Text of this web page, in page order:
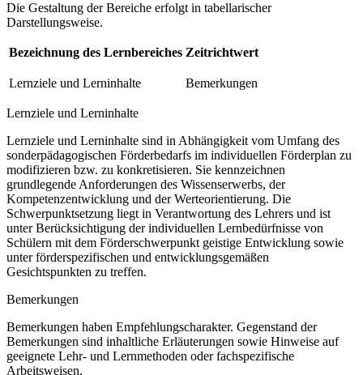
Die Gestaltung der Bereiche erfolgt in tabellarischer
Darstellungsweise.
Bezeichnung des Lernbereiches Zeitrichtwert
Lernziele und Lerninhalte Bemerkungen
Lernziele und Lerninhalte
Lernziele und Lerninhalte sind in Abhängigkeit vom Umfang des
sonderpädagogischen Förderbedarfs im individuellen Förderplan zu
modifizieren bzw. zu konkretisieren. Sie kennzeichnen
grundlegende Anforderungen des Wissenserwerbs, der
Kompetenzentwicklung und der Werteorientierung. Die
Schwerpunktsetzung liegt in Verantwortung des Lehrers und ist
unter Berücksichtigung der individuellen Lernbedürfnisse von
Schülern mit dem Förderschwerpunkt geistige Entwicklung sowie
unter förderspezifischen und entwicklungsgemäßen
Gesichtspunkten zu treffen.
Bemerkungen
Bemerkungen haben Empfehlungscharakter. Gegenstand der
Bemerkungen sind inhaltliche Erläuterungen sowie Hinweise auf
geeignete Lehr- und Lernmethoden oder fachspezifische
Arbeitsweisen.